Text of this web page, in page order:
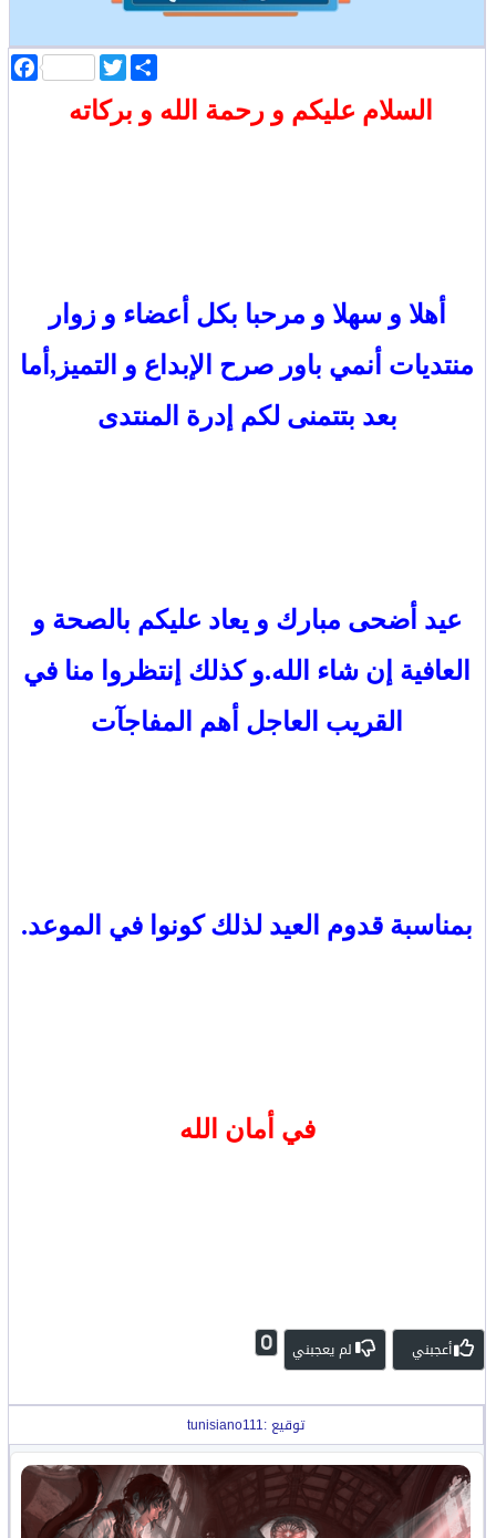
a
c
e
T
w
t
ن
ر
السلام عليكم و رحمة الله و بركاته
أهلا و سهلا و مرحبا بكل أعضاء و زوار
منتديات أنمي باور صرح الإبداع و التميز,أما
بعد بتتمنى لكم إدرة المنتدى
عيد أضحى مبارك و يعاد عليكم بالصحة و
العافية إن شاء الله.و كذلك إنتظروا منا في
القريب العاجل أهم المفاجآت
بمناسبة قدوم العيد لذلك كونوا في الموعد.
في أمان الله
أعجبني لم يعجبني 0
توقيع :tunisiano111